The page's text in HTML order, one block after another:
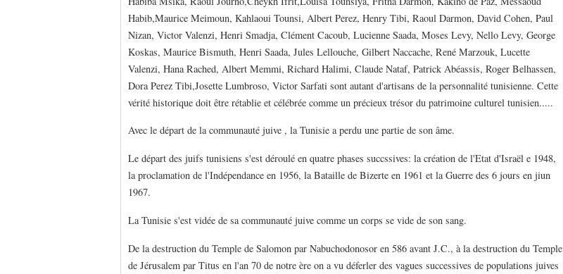
Habib,Maurice Meimoun, Kahlaoui Tounsi, Albert Perez, Henry Tibi, Raoul Darmon, David Cohen, Paul
Nizan, Victor Valenzi, Henri Smadja, Clément Cacoub, Lucienne Saada, Moses Levy, Nello Levy, George
Koskas, Maurice Bismuth, Henri Saada, Jules Lellouche, Gilbert Naccache, René Marzouk, Lucette
Valenzi, Hana Rached, Albert Memmi, Richard Halimi, Claude Nataf, Patrick Abéassis, Roger Belhassen,
Dora Perez Tibi,Josette Lumbroso, Victor Sarfati sont autant d'artisans de la personnalité tunisienne. Cette
vérité historique doit être rétablie et célébrée comme un précieux trésor du patrimoine culturel tunisien.....
Avec le départ de la communauté juive , la Tunisie a perdu une partie de son âme.
Le départ des juifs tunisiens s'est déroulé en quatre phases succssives: la création de l'Etat d'Israël e 1948,
la proclamation de l'Indépendance en 1956, la Bataille de Bizerte en 1961 et la Guerre des 6 jours en jiun
1967.
La Tunisie s'est vidée de sa communauté juive comme un corps se vide de son sang.
De la destruction du Temple de Salomon par Nabuchodonosor en 586 avant J.C., à la destruction du Temple
de Jérusalem par Titus en l'an 70 de notre ère on a vu déferler des vagues successives de populations juives